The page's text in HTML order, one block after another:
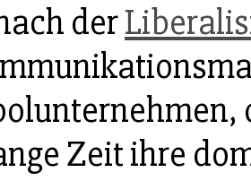
der
Zeit ihre